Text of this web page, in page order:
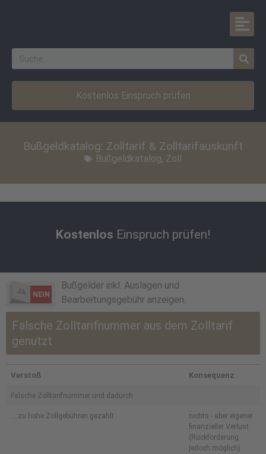
Kostenlos Einspruch prüfen
Bußgeldkatalog: Zolltarif & Zolltarifauskunft
Bußgeldkatalog, Zoll
Kostenlos Einspruch prüfen!
JA NEIN
Bußgelder inkl. Auslagen und
Bearbeitungsgebühr anzeigen.
Falsche Zolltarifnummer aus dem Zolltarif
genutzt
Verstoß Konsequenz
Falsche Zolltarifnummer und dadurch
... zu hohe Zollgebühren gezahlt
nichts - aber eigener
finanzieller Verlust
(Rückforderung
jedoch möglich)